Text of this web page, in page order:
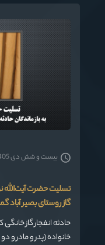
تسلیت حضرت آیت‌الله
گاز روستای بصیر آباد
حادثه انفجار گاز
بیست و شش دی 1405